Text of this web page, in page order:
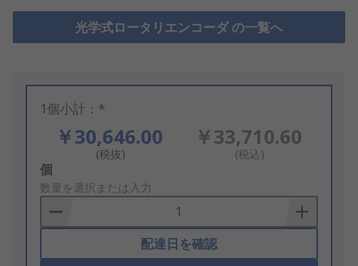
光学式ロータリエンコーダ の一覧へ
1個小計：*
￥30,646.00
(税抜)
￥33,710.60
(税込)
Add
to
Basket
個
数量を選択または入力
配達日を確認